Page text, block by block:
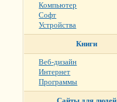
Компьютер
Софт
Устройства
Книги
Веб-дизайн
Интернет
Программы